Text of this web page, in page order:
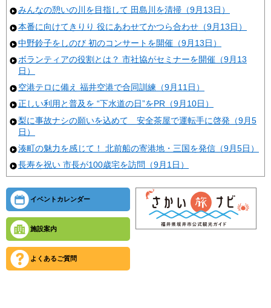
みんなの憩いの川を目指して 田島川を清掃（9月13日）
本番に向けてきりり 役にあわせてかつら合わせ（9月13日）
中野鈴子をしのび 初のコンサートを開催（9月13日）
ボランティアの役割とは？ 市社協がセミナーを開催（9月13
日）
空港テロに備え 福井空港で合同訓練（9月11日）
正しい利用と普及を “下水道の日”をPR（9月10日）
梨に事故ナシの願いを込めて 安全茶屋で運転手に啓発（9月5
日）
湊町の魅力を感じて！ 北前船の寄港地・三国を発信（9月5日）
長寿を祝い 市長が100歳宅を訪問（9月1日）
イベントカレンダー
施設案内
よくあるご質問